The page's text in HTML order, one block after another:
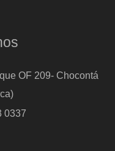
OF 209- Chocontá
0337